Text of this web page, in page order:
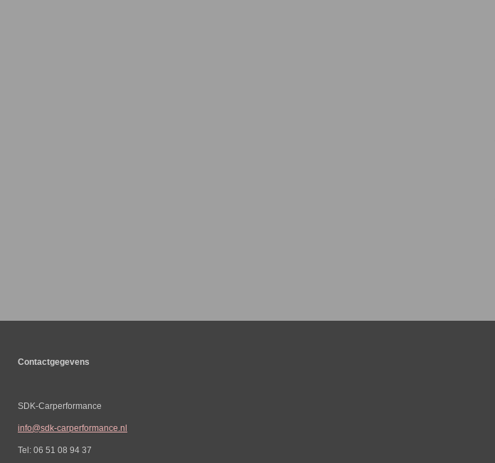
Contactgegevens
SDK-Carperformance
info@sdk-carperformance.nl
Tel: 06 51 08 94 37